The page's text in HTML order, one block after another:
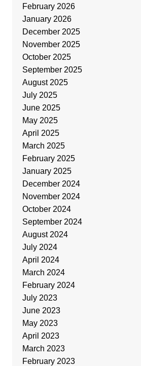
February 2026
January 2026
December 2025
November 2025
October 2025
September 2025
August 2025
July 2025
June 2025
May 2025
April 2025
March 2025
February 2025
January 2025
December 2024
November 2024
October 2024
September 2024
August 2024
July 2024
April 2024
March 2024
February 2024
July 2023
June 2023
May 2023
April 2023
March 2023
February 2023